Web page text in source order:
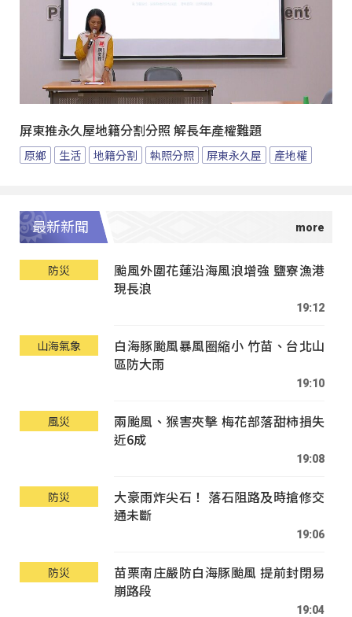
屏東推永久屋地籍分割分照 解長年產權難題
原鄉 生活 地籍分割 執照分照 屏東永久屋 產地權
最新新聞
防災
颱風外圍花蓮沿海風浪增強 鹽寮漁港
現長浪
19:12
山海氣象
白海豚颱風暴風圈縮小 竹苗、台北山
區防大雨
19:10
風災
兩颱風、猴害夾擊 梅花部落甜柿損失
近6成
19:08
防災
大豪雨炸尖石！ 落石阻路及時搶修交
通未斷
19:06
防災
苗栗南庄嚴防白海豚颱風 提前封閉易
崩路段
19:04